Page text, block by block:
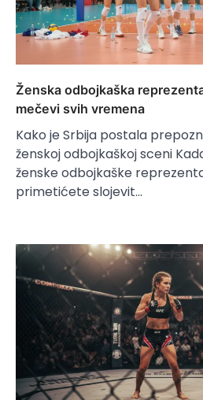
Ženska odbojkaška
mečevi svih vremena
Kako je Srbija postala
ženskoj odbojkaškoj sceni
ženske odbojkaške
primetićete slojevit…